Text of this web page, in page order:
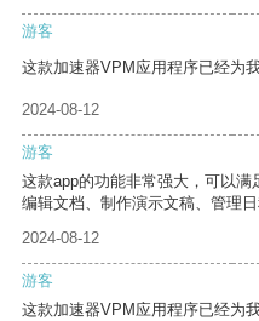
游客
这款加速器VPM应用程序已经为
2024-08-12
游客
这款app的功能非常强大，可以
编辑文档、制作演示文稿、管理日
2024-08-12
游客
这款加速器VPM应用程序已经为